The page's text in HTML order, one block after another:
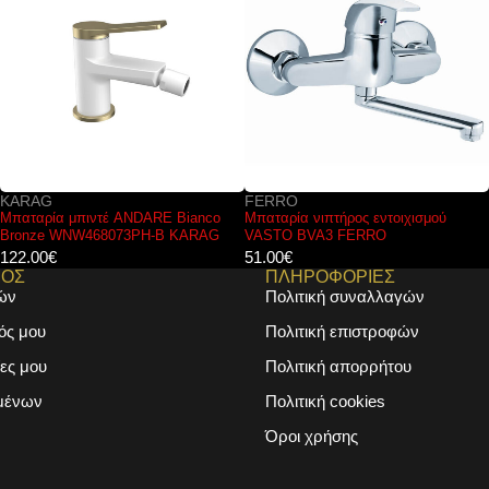
FERRO
Μπαταρία νιπτήρος εντοιχισμού
VASTO BVA3 FERRO
51.00€
KARAG
Κάλυμμα λεκάνης LEGEND Soft-
Close Slim KARAG
39.00€
μου
μου
ΠΛΗΡΟΦΟΡΙΕΣ
Πολιτική συναλλαγών
Πολιτική επιστροφών
Πολιτική απορρήτου
Πολιτική cookies
Όροι χρήσης